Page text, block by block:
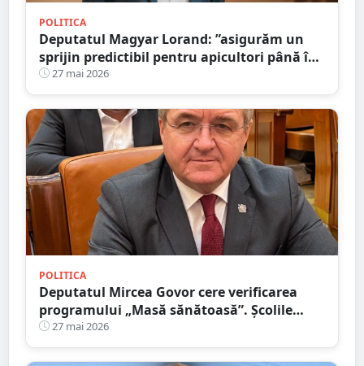
POLITICA
Deputatul Magyar Lorand: ”asigurăm un
sprijin predictibil pentru apicultori până în
anul 2028”
27 mai 2026
POLITICA
Deputatul Mircea Govor cere verificarea
programului „Masă sănătoasă”. Școlile
profesionale și liceele serale, pe listă.
Solicită intervenția Corpului de Control
27 mai 2026